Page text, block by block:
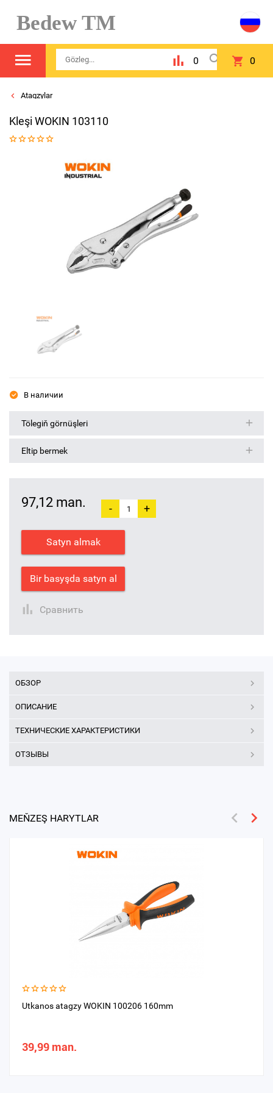
Bedew TM
0 0
Atagzylar
Kleşi WOKIN 103110
В наличии
Tölegiň görnüşleri
Eltip bermek
97,12 man. - +
Satyn almak
Bir basyşda satyn al
Сравнить
ОБЗОР
ОПИСАНИЕ
ТЕХНИЧЕСКИЕ ХАРАКТЕРИСТИКИ
ОТЗЫВЫ
MEŇZEŞ HARYTLAR
Utkanos atagzy WOKIN 100206 160mm
39,99 man.